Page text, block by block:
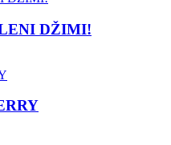
DŽIMI!